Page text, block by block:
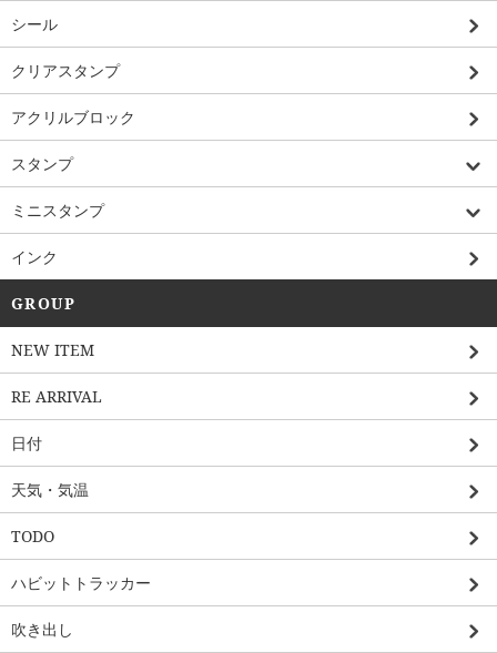
シール
クリアスタンプ
アクリルブロック
スタンプ
ミニスタンプ
インク
GROUP
NEW ITEM
RE ARRIVAL
日付
天気・気温
TODO
ハビットトラッカー
吹き出し